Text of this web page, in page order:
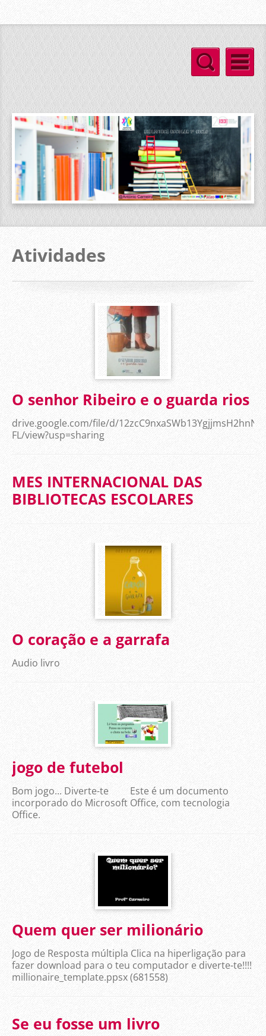
Atividades
O senhor Ribeiro e o guarda rios
drive.google.com/file/d/
FL/view?usp=sharing
MES INTERNACIONAL DAS
BIBLIOTECAS ESCOLARES
O coração e a garrafa
Audio livro
jogo de futebol
Bom jogo... Diverte-te Este é um documento
incorporado do Microsoft Office, com tecnologia
Office.
Quem quer ser milionário
Jogo de Resposta múltipla Clica na hiperligação para
fazer download para o teu computador e diverte-te!!!!
millionaire_template.ppsx (681558)
Se eu fosse um livro